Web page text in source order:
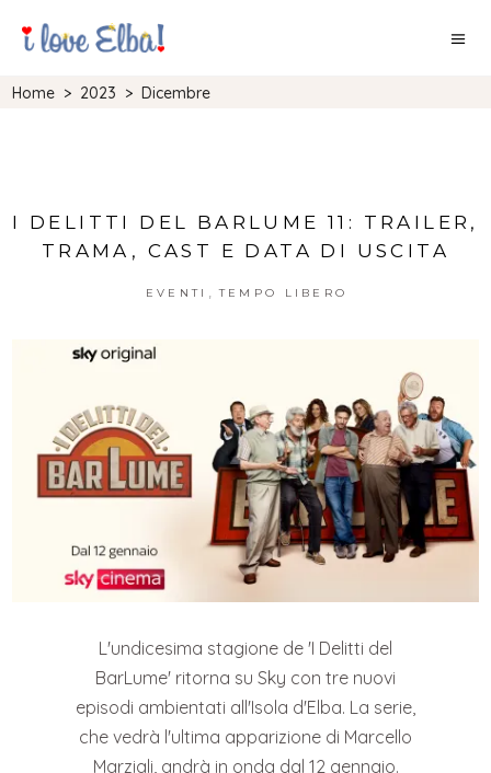
Home > 2023 >Dicembre
I DELITTI DEL BARLUME 11: TRAILER,
TRAMA, CAST E DATA DI USCITA
EVENTI , TEMPO LIBERO
L'undicesima stagione de 'I Delitti del
BarLume' ritorna su Sky con tre nuovi
episodi ambientati all'Isola d'Elba. La serie,
che vedrà l'ultima apparizione di Marcello
Marziali, andrà in onda dal 12 gennaio.